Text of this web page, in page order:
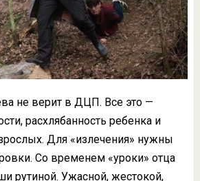
не верит в ДЦП. Все это —
расхлябанность ребенка и
Для «излечения» нужны
Со временем «уроки» отца
рутиной. Ужасной, жестокой,